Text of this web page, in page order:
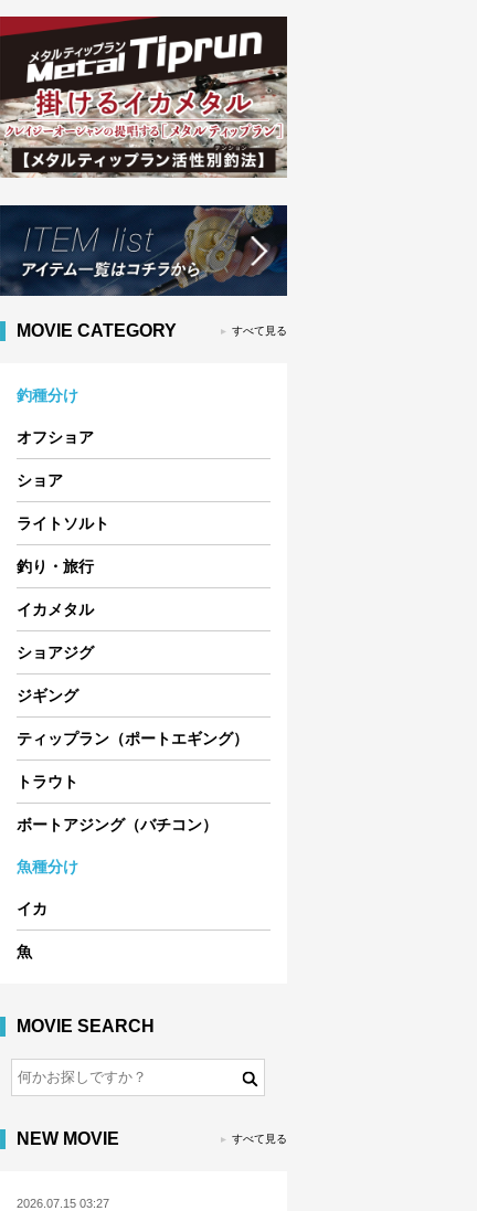
MOVIE CATEGORY すべて見る
釣種分け
オフショア
ショア
ライトソルト
釣り・旅行
イカメタル
ショアジグ
ジギング
ティップラン（ポートエギング）
トラウト
ボートアジング（バチコン）
魚種分け
イカ
魚
MOVIE SEARCH
NEW MOVIE すべて見る
2026.07.15 03:27